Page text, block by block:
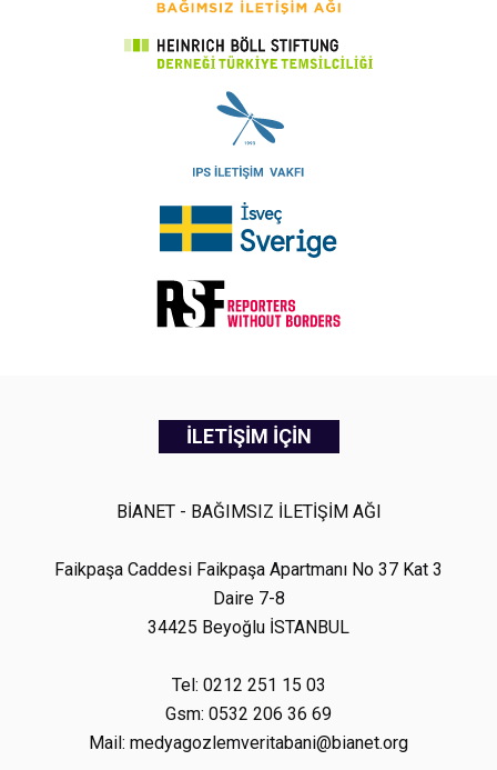
İLETİŞİM İÇİN
BİANET - BAĞIMSIZ İLETİŞİM AĞI
Faikpaşa Caddesi Faikpaşa Apartmanı No 37 Kat 3
Daire 7-8
34425 Beyoğlu İSTANBUL
Tel: 0212 251 15 03
Gsm: 0532 206 36 69
Mail: medyagozlemveritabani@bianet.org